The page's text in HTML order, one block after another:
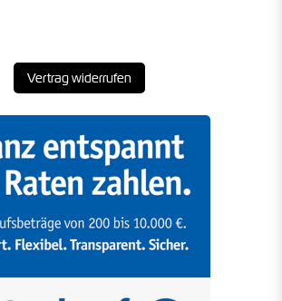
Vertrag widerrufen